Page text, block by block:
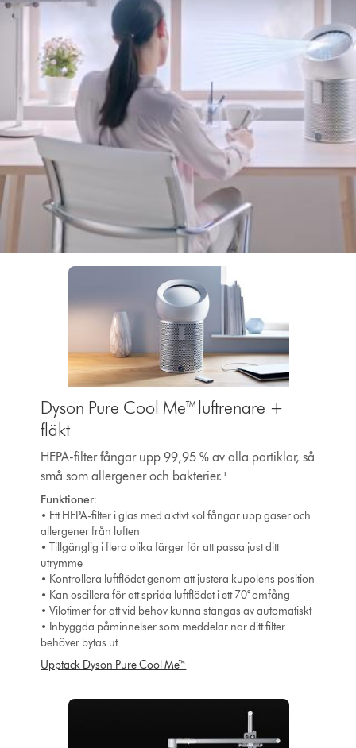
Dyson Pure Cool Me™ luftrenare +
fläkt
HEPA-filter fångar upp 99,95 % av alla partiklar, så
små som allergener och bakterier.¹
Funktioner:
• Ett HEPA-filter i glas med aktivt kol fångar upp gaser och
allergener från luften
• Tillgänglig i flera olika färger för att passa just ditt
utrymme
• Kontrollera luftflödet genom att justera kupolens position
• Kan oscillera för att sprida luftflödet i ett 70° omfång
• Vilotimer för att vid behov kunna stängas av automatiskt
• Inbyggda påminnelser som meddelar när ditt filter
behöver bytas ut
Upptäck Dyson Pure Cool Me™